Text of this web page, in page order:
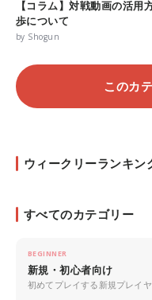
【コラム】対戦動画の活
歩について
by Shogun
このカ
ウィークリーランキン
すべてのカテゴリー
BEGINNER
新規・初心者向け
初めてプレイする新規プレイ